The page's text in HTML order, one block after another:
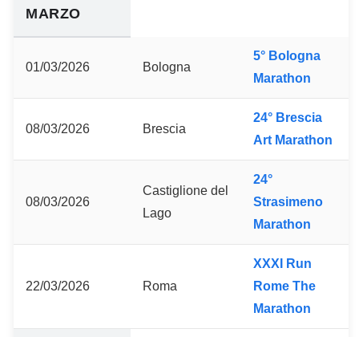
MARZO
01/03/2026 Bologna
5° Bologna
Marathon
08/03/2026 Brescia
24° Brescia
Art Marathon
08/03/2026
Castiglione del
Lago
24°
Strasimeno
Marathon
22/03/2026 Roma
XXXI Run
Rome The
Marathon